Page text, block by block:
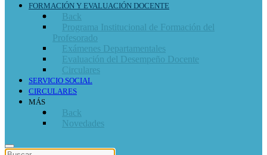
FORMACIÓN Y EVALUACIÓN DOCENTE
Back
Programa Institucional de Formación del
Profesorado
Exámenes Departamentales
Evaluación del Desempeño Docente
Circulares
SERVICIO SOCIAL
CIRCULARES
MÁS
Back
Novedades